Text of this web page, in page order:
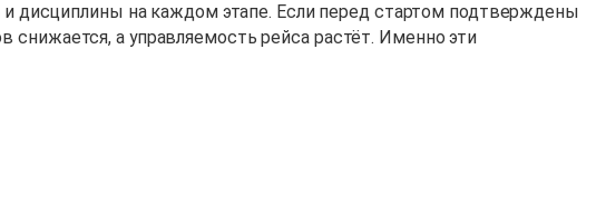
и дисциплины на каждом этапе. Если перед стартом подтверждены
снижается, а управляемость рейса растёт. Именно эти